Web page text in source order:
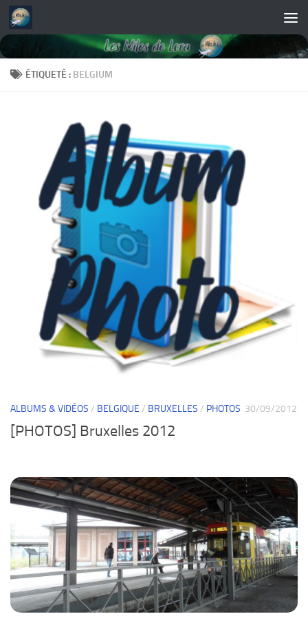
Skip to content
ÉTIQUETÉ : BELGIUM
ALBUMS & VIDÉOS / BELGIQUE / BRUXELLES / PHOTOS 30/09/2012
[PHOTOS] Bruxelles 2012